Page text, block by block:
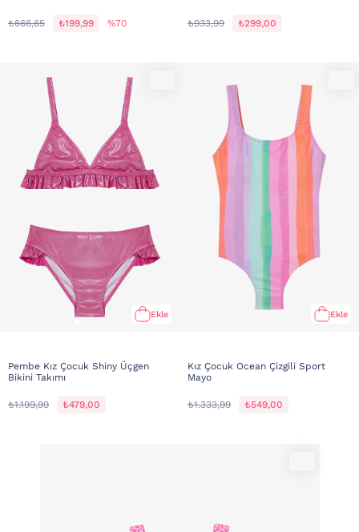
₺666,65 ₺199,99 %70 ₺933,99 ₺299,00
Ekle
Pembe Kız Çocuk Shiny Üçgen
Bikini Takımı
₺1.199,99 ₺479,00
Ekle
Kız Çocuk Ocean Çizgili Sport
Mayo
₺1.333,99 ₺549,00